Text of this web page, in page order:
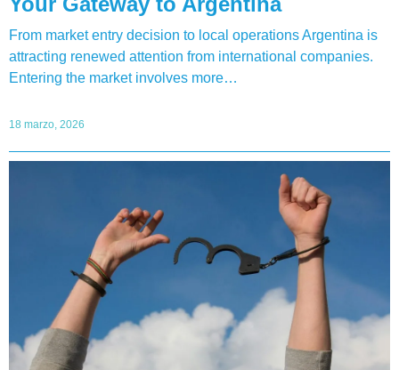
From market entry decision to local operations Argentina is
attracting renewed attention from international companies.
Entering the market involves more…
18 marzo, 2026